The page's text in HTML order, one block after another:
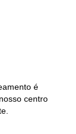
é
centro